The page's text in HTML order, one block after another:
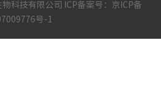
科技有限公司 ICP备案号： 京ICP备
号-1